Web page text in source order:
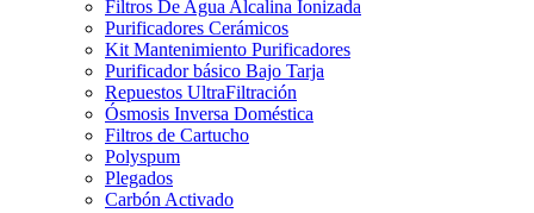
Filtros De Agua Alcalina Ionizada
Purificadores Cerámicos
Kit Mantenimiento Purificadores
Purificador básico Bajo Tarja
Repuestos UltraFiltración
Ósmosis Inversa Doméstica
Filtros de Cartucho
Polyspum
Plegados
Carbón Activado